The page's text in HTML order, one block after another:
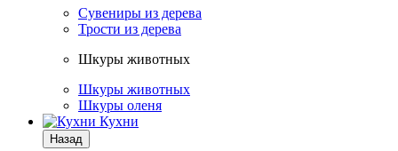
Сувениры из дерева
Трости из дерева
Шкуры животных
Шкуры животных
Шкуры оленя
Кухни
Назад